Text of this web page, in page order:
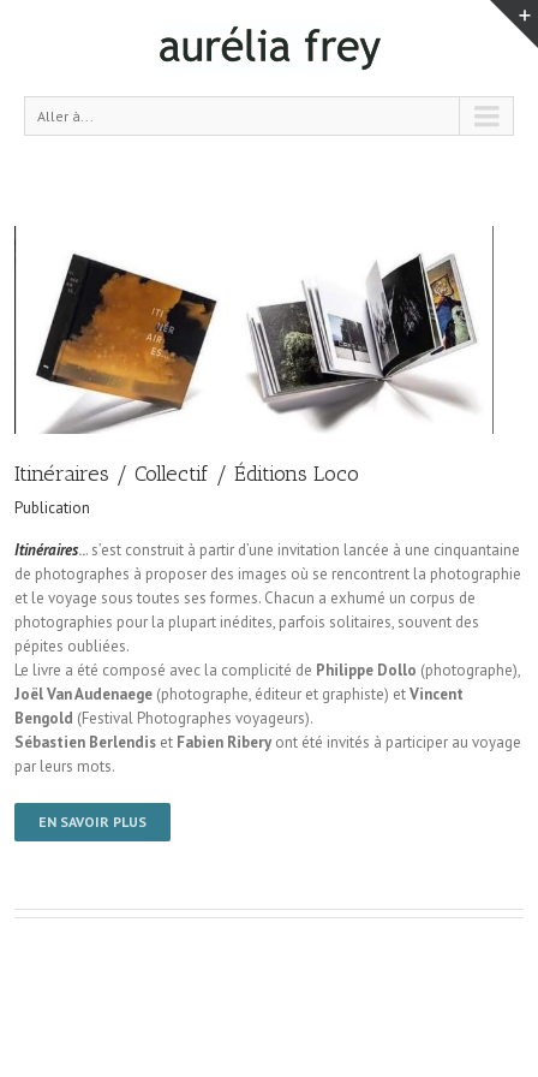
Aller à...
Itinéraires / Collectif / Éditions Loco
Publication
Itinéraires... s’est construit à partir d’une invitation lancée à une cinquantaine
de photographes à proposer des images où se rencontrent la photographie
et le voyage sous toutes ses formes. Chacun a exhumé un corpus de
photographies pour la plupart inédites, parfois solitaires, souvent des
pépites oubliées.
Le livre a été composé avec la complicité de Philippe Dollo (photographe),
Joël Van Audenaege (photographe, éditeur et graphiste) etVincent
Bengold (Festival Photographes voyageurs).
Sébastien Berlendis et Fabien Ribery ont été invités à participer au voyage
par leurs mots.
EN SAVOIR PLUS